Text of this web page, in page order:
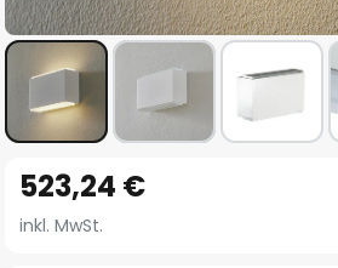
Anfang
der
523,24 €
inkl. MwSt.